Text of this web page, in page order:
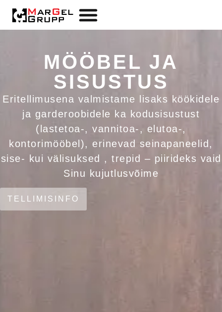
MÖÖBEL JA
SISUSTUS
Eritellimusena valmistame lisaks köökidele
ja garderoobidele ka kodusisustust
(lastetoa-, vannitoa-, elutoa-,
kontorimööbel), erinevad seinapaneelid,
sise- kui välisuksed , trepid – piirideks vaid
Sinu kujutlusvõime
TELLIMISINFO